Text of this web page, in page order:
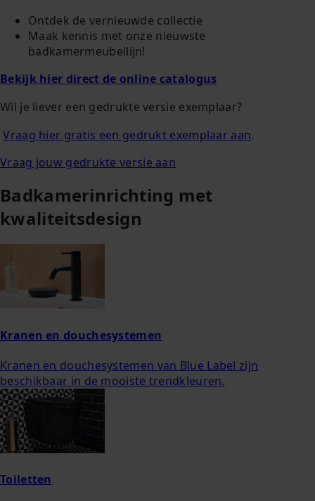
Ontdek de vernieuwde collectie
Maak kennis met onze nieuwste
badkamermeubellijn!
Bekijk hier direct de online catalogus
Wil je liever een gedrukte versie exemplaar?
Vraag hier gratis een gedrukt exemplaar aan.
Vraag jouw gedrukte versie aan
Badkamerinrichting met
kwaliteitsdesign
Kranen en douchesystemen
Kranen en douchesystemen van Blue Label zijn
beschikbaar in de mooiste trendkleuren.
Toiletten